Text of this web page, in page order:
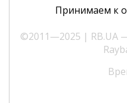
Принимаем к
©2011—2025 | RB.UA